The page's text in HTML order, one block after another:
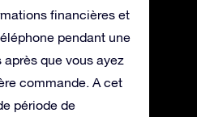
financières et
pendant une
après que vous ayez
commande. A cet
période de